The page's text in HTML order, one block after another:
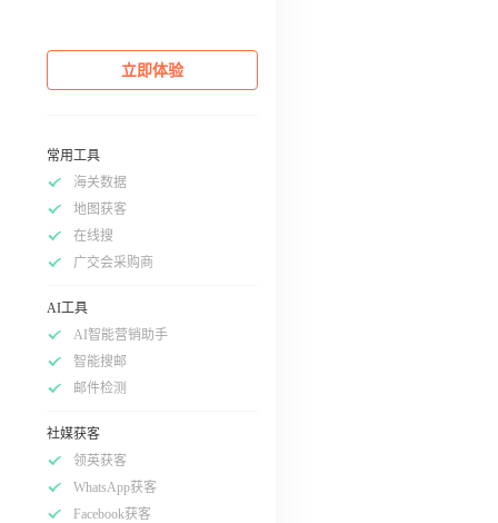
立即体验
常用工具
海关数据
地图获客
在线搜
广交会采购商
AI工具
AI智能营销助手
智能搜邮
邮件检测
社媒获客
领英获客
WhatsApp获客
Facebook获客